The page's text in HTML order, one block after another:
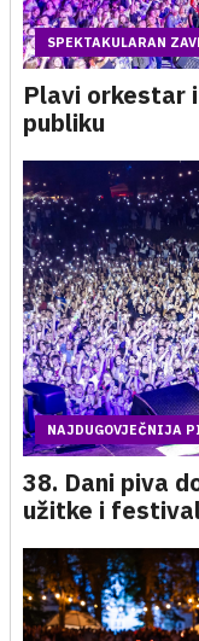
SPEKTAKULARAN
Plavi orkestar
publiku
NAJDUGOVJEČNIJA
38. Dani piva
užitke i